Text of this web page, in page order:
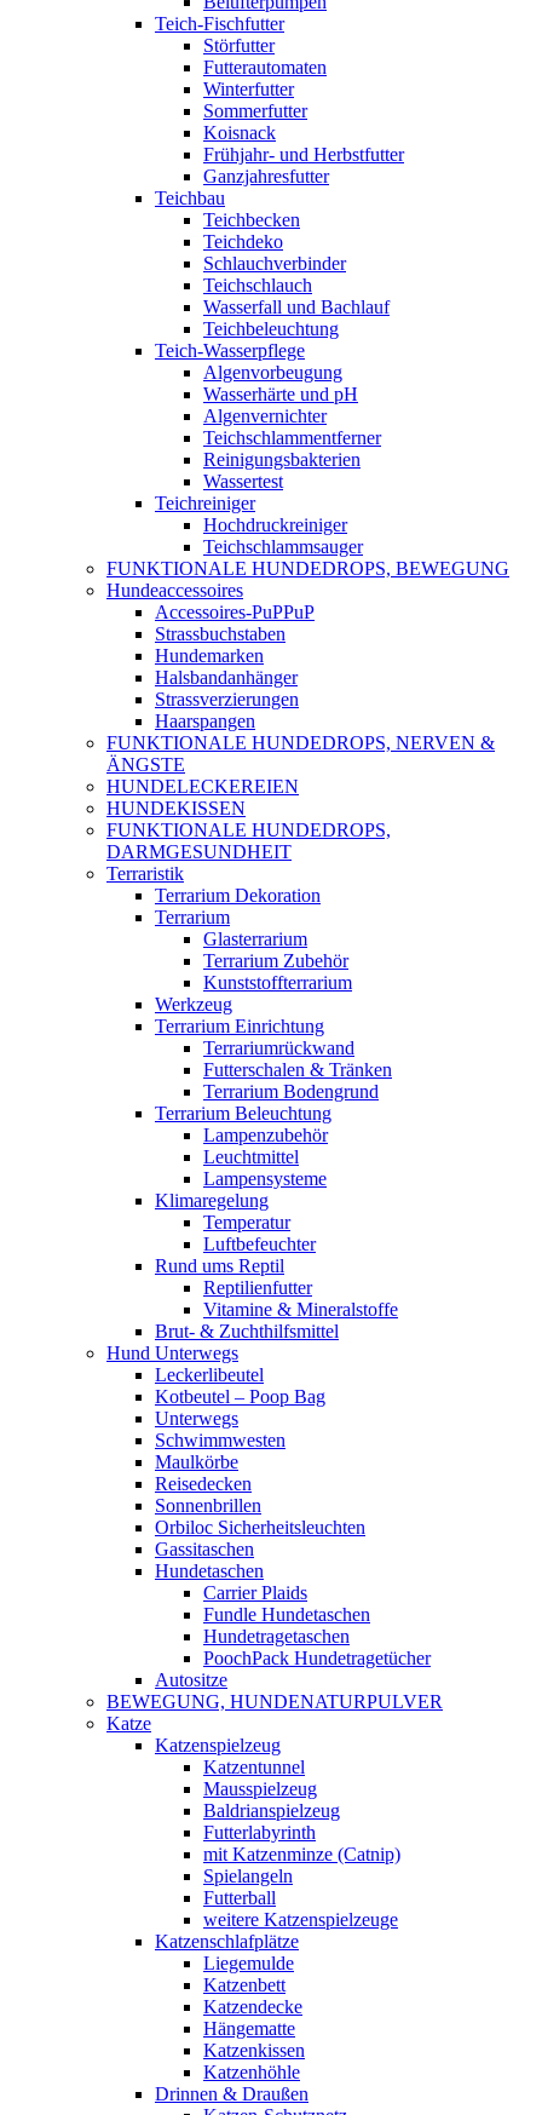
Teich-Fischfutter
Störfutter
Futterautomaten
Winterfutter
Sommerfutter
Koisnack
Frühjahr- und Herbstfutter
Ganzjahresfutter
Teichbau
Teichbecken
Teichdeko
Schlauchverbinder
Teichschlauch
Wasserfall und Bachlauf
Teichbeleuchtung
Teich-Wasserpflege
Algenvorbeugung
Wasserhärte und pH
Algenvernichter
Teichschlammentferner
Reinigungsbakterien
Wassertest
Teichreiniger
Hochdruckreiniger
Teichschlammsauger
FUNKTIONALE HUNDEDROPS, BEWEGUNG
Hundeaccessoires
Accessoires-PuPPuP
Strassbuchstaben
Hundemarken
Halsbandanhänger
Strassverzierungen
Haarspangen
FUNKTIONALE HUNDEDROPS, NERVEN &
ÄNGSTE
HUNDELECKEREIEN
HUNDEKISSEN
FUNKTIONALE HUNDEDROPS,
DARMGESUNDHEIT
Terraristik
Terrarium Dekoration
Terrarium
Glasterrarium
Terrarium Zubehör
Kunststoffterrarium
Werkzeug
Terrarium Einrichtung
Terrariumrückwand
Futterschalen & Tränken
Terrarium Bodengrund
Terrarium Beleuchtung
Lampenzubehör
Leuchtmittel
Lampensysteme
Klimaregelung
Temperatur
Luftbefeuchter
Rund ums Reptil
Reptilienfutter
Vitamine & Mineralstoffe
Brut- & Zuchthilfsmittel
Hund Unterwegs
Leckerlibeutel
Kotbeutel – Poop Bag
Unterwegs
Schwimmwesten
Maulkörbe
Reisedecken
Sonnenbrillen
Orbiloc Sicherheitsleuchten
Gassitaschen
Hundetaschen
Carrier Plaids
Fundle Hundetaschen
Hundetragetaschen
PoochPack Hundetragetücher
Autositze
BEWEGUNG, HUNDENATURPULVER
Katze
Katzenspielzeug
Katzentunnel
Mausspielzeug
Baldrianspielzeug
Futterlabyrinth
mit Katzenminze (Catnip)
Spielangeln
Futterball
weitere Katzenspielzeuge
Katzenschlafplätze
Liegemulde
Katzenbett
Katzendecke
Hängematte
Katzenkissen
Katzenhöhle
Drinnen & Draußen